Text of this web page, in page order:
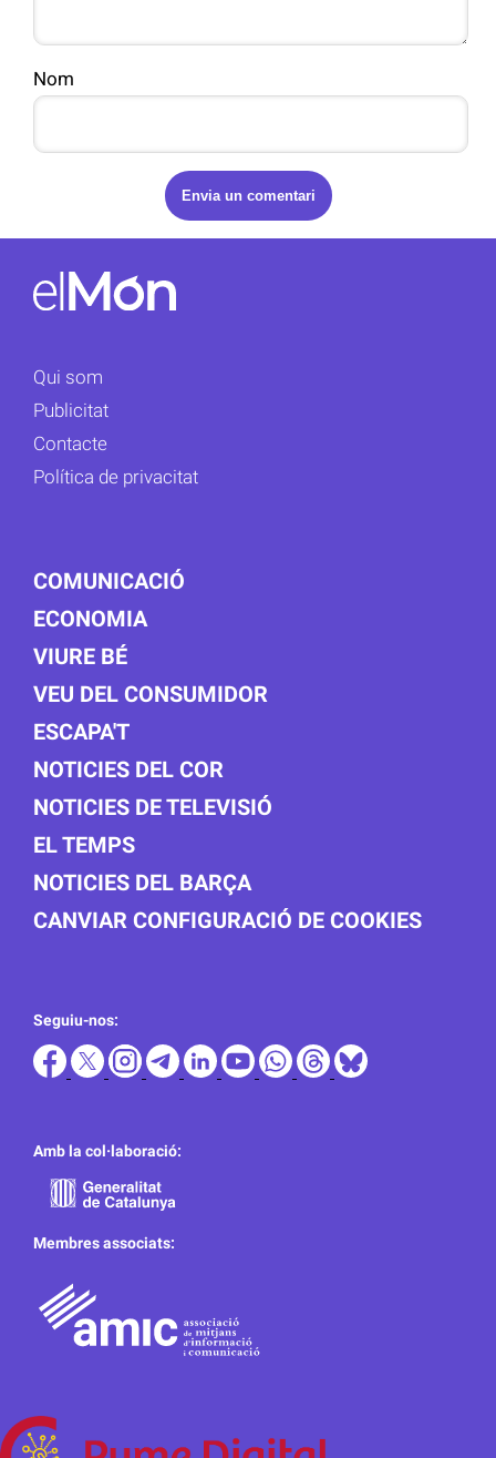
Nom
Qui som
Publicitat
Contacte
Política de privacitat
COMUNICACIÓ
ECONOMIA
VIURE BÉ
VEU DEL CONSUMIDOR
ESCAPA'T
NOTICIES DEL COR
NOTICIES DE TELEVISIÓ
EL TEMPS
NOTICIES DEL BARÇA
CANVIAR CONFIGURACIÓ DE COOKIES
Seguiu-nos:
Amb la col·laboració:
Membres associats: